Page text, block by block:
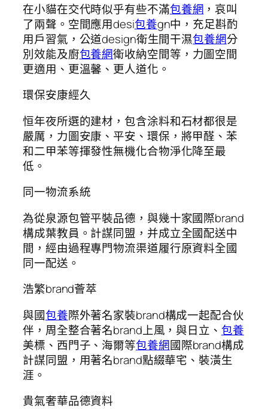
在小貓在交代時似乎有些不滿包養網 ，哀叫
了兩聲。空間應用desi包養gn中，充足斟酌
用戶習氣，公道design衛生間干濕包養網分
別效能及廚包養網衛收納空間等，力圖空間
更適用、更溫馨、更人道化。
環保安康經久
恒年夜所選的建材，包含涂料和石材都很是
嚴厲，力圖安康、平安、環保，將甲醛、苯
和二甲苯等揮發性無機化合物淨化降至最
低。
同一物流系統
為從泉源包管平裝品德，與幾十家國際brand
構成葉教員。計謀同盟，并成立全國配送中
間，經由過程專門物流渠道履行原資料全國
同一配送。
浩繁brand薈萃
與國包養際外著名家裝brand構成一起配合伙
伴，周全整合著名brand上風，與日立、 包養
美標、西門子、海爾等包養網國際brand構成
計謀同盟，用著名brand點綴華宅、裝潢生
涯。
貴氣奢華品德資料